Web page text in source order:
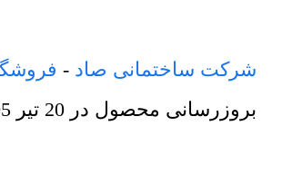
شرکت ساختمانی صاد -
بروزرسانی محصول در 20 تیر 1405